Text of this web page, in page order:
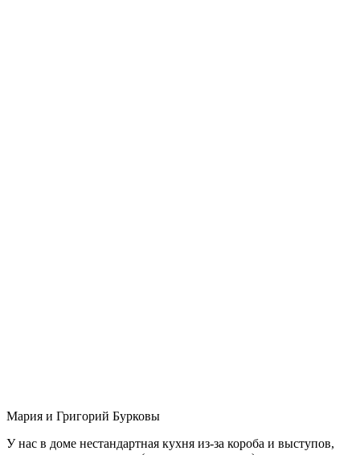
Мария и Григорий Бурковы
У нас в доме нестандартная кухня из-за короба и выступов,